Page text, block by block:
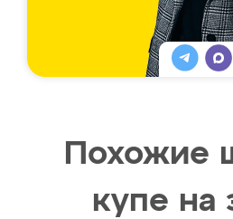
Похожие
купе на